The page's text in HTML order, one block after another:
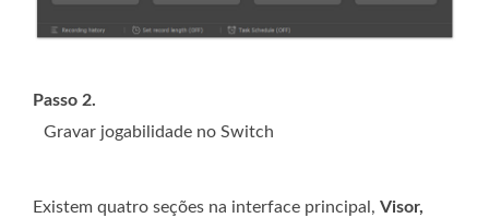
Passo 2.
Gravar jogabilidade no Switch
Existem quatro seções na interface principal, Visor,